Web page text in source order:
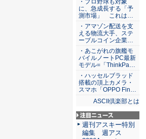
・プロ野球も対象
に、急成長する「予
測市場」 これは…
・アマゾン配送を支
える物流大手、ステ
ーブルコイン企業…
・あこがれの旗艦モ
バイルノートPC最新
モデル=「ThinkPa…
・ハッセルブラッド
搭載の頂上カメラ・
スマホ「OPPO Fin…
ASCII倶楽部とは
注目ニュース
週刊アスキー特別
編集 週アス